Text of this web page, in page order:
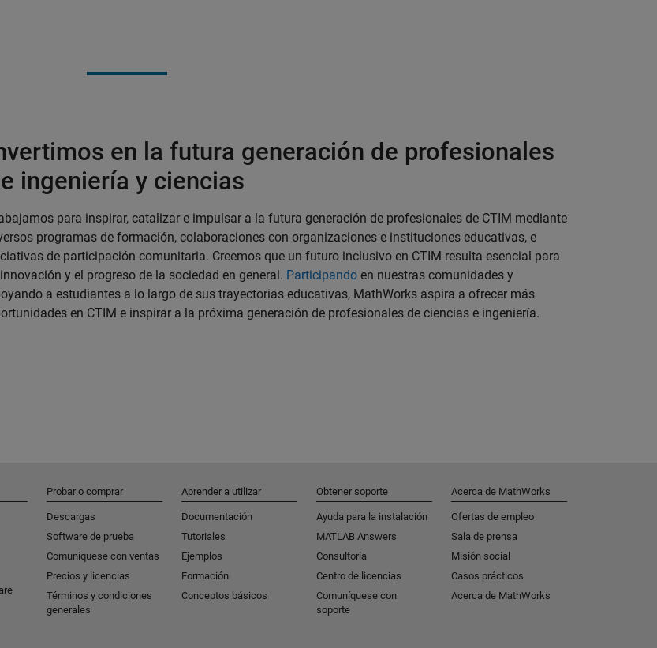
en la futura generación de profesionales
ingeniería y ciencias
para inspirar, catalizar e impulsar a la futura generación de profesionales de CTIM mediante
programas de formación, colaboraciones con organizaciones e instituciones educativas, e
de participación comunitaria. Creemos que un futuro inclusivo en CTIM resulta esencial para
y el progreso de la sociedad en general. Participando en nuestras comunidades y
a estudiantes a lo largo de sus trayectorias educativas, MathWorks aspira a ofrecer más
en CTIM e inspirar a la próxima generación de profesionales de ciencias e ingeniería.
Probar o comprar
Descargas
Software de prueba
Comuníquese con ventas
Precios y licencias
Términos y condiciones
generales
Aprender a utilizar
Documentación
Tutoriales
Ejemplos
Formación
Conceptos básicos
Obtener soporte
Ayuda para la instalación
MATLAB Answers
Consultoría
Centro de licencias
Comuníquese con
soporte
Acerca de MathWorks
Ofertas de empleo
Sala de prensa
Misión social
Casos prácticos
Acerca de MathWorks